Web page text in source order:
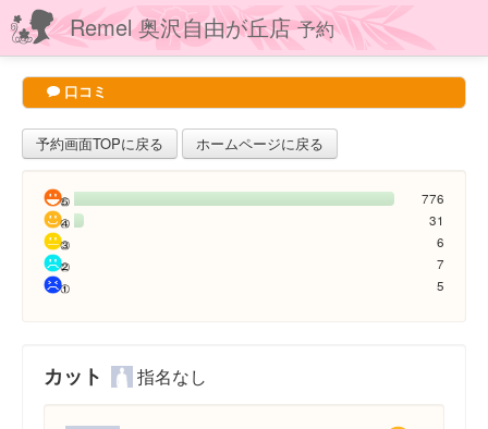
Remel 奥沢自由が丘店予約
口コミ
予約画面TOPに戻る ホームページに戻る
776
31
6
7
5
カット 指名なし